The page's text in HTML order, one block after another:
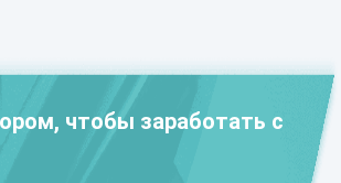
чтобы заработать с